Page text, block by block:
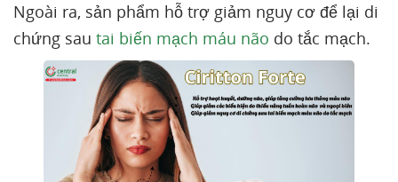
Ngoài ra, sản phẩm hỗ trợ giảm nguy cơ để lại di
chứng sau tai biến mạch máu não do tắc mạch.